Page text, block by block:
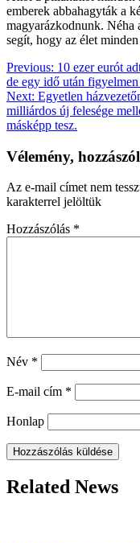
emberek abbahagyták a
magyarázkodnunk. Néha
segít, hogy az élet
Bejegyzés
navigáció
Previous: 10 ezer eurót
de egy idő után
Next: Egyetlen
milliárdos új felesége
másképp tesz.
Vélemény,
Az e-mail címet nem
karakterrel jelöltük
Hozzászólás *
Név *
E-mail cím *
Honlap
Related News